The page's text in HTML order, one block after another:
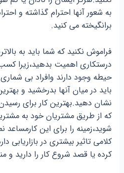
به شعور آنها احترام گذاشته و
برانگیخته می کنید.
فراموش نکنید که شما باید به
درستکاری اهمیت بدهید،زیرا
حیطه وجود دارند وافراد بی
باید در میان آنها بدرخشید و
نشان دهید.بهترین کار برای
که از طریق مشتریان خود به
شوید،زمینه را برای این کارمساعد
کلامی تاثیر بیشتری در
کرده یا قصد شروع کار را دارید و